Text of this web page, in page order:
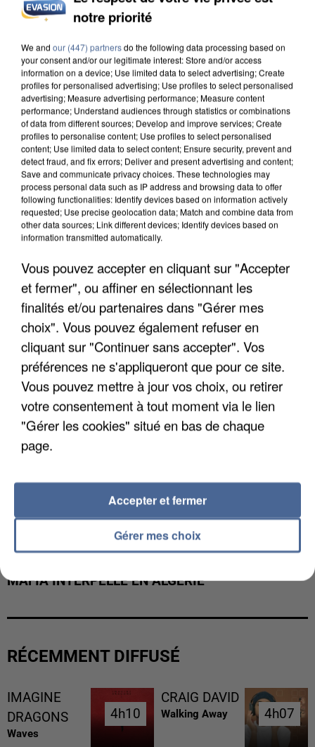
INCENDIES : L’ÎLE-DE-FRANCE LANCE UN ÉLAN
APRÈS TOUTES CES CANICULES, LES REFUGES
DE FAUNE SAUVAGE SONT...
MAFIA INTERPELLÉ EN ALGÉRIE
RÉCEMMENT DIFFUSÉ
IMAGINE
DRAGONS
Waves
4h10
4h10
CRAIG DAVID
Walking Away 4h07
4h07
notre priorité
We and our (447) partnersdo the following data processing based on
your consent and/or our legitimate interest: Store and/or access
information on a device; Use limited data to select advertising; Create
profiles for personalised advertising; Use profiles to select personalised
advertising; Measure advertising performance; Measure content
performance; Understand audiences through statistics or combinations
of data from different sources; Develop and improve services; Create
profiles to personalise content; Use profiles to select personalised
content; Use limited data to select content; Ensure security, prevent and
detect fraud, and fix errors; Deliver and present advertising and content;
Save and communicate privacy choices. These technologies may
process personal data such as IP address and browsing data to offer
following functionalities: Identify devices based on information actively
requested; Use precise geolocation data; Match and combine data from
other data sources; Link different devices; Identify devices based on
information transmitted automatically.
Vous pouvez accepter en cliquant sur "Accepter
et fermer", ou affiner en sélectionnant les
finalités et/ou partenaires dans "Gérer mes
choix". Vous pouvez également refuser en
cliquant sur "Continuer sans accepter". Vos
préférences ne s'appliqueront que pour ce site.
Vous pouvez mettre à jour vos choix, ou retirer
votre consentement à tout moment via le lien
"Gérer les cookies" situé en bas de chaque
page.
Gérer mes choix
Accepter et fermer